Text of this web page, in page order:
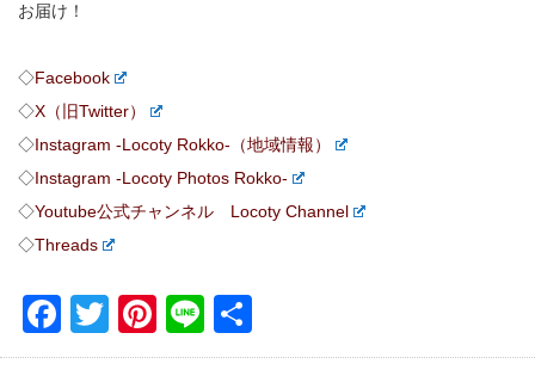
お届け！
◇Facebook
◇X（旧Twitter）
◇Instagram -Locoty Rokko-（地域情報）
◇Instagram -Locoty Photos Rokko-
◇Youtube公式チャンネル Locoty Channel
◇Threads
Facebook
TwitterPinterest
Line
有